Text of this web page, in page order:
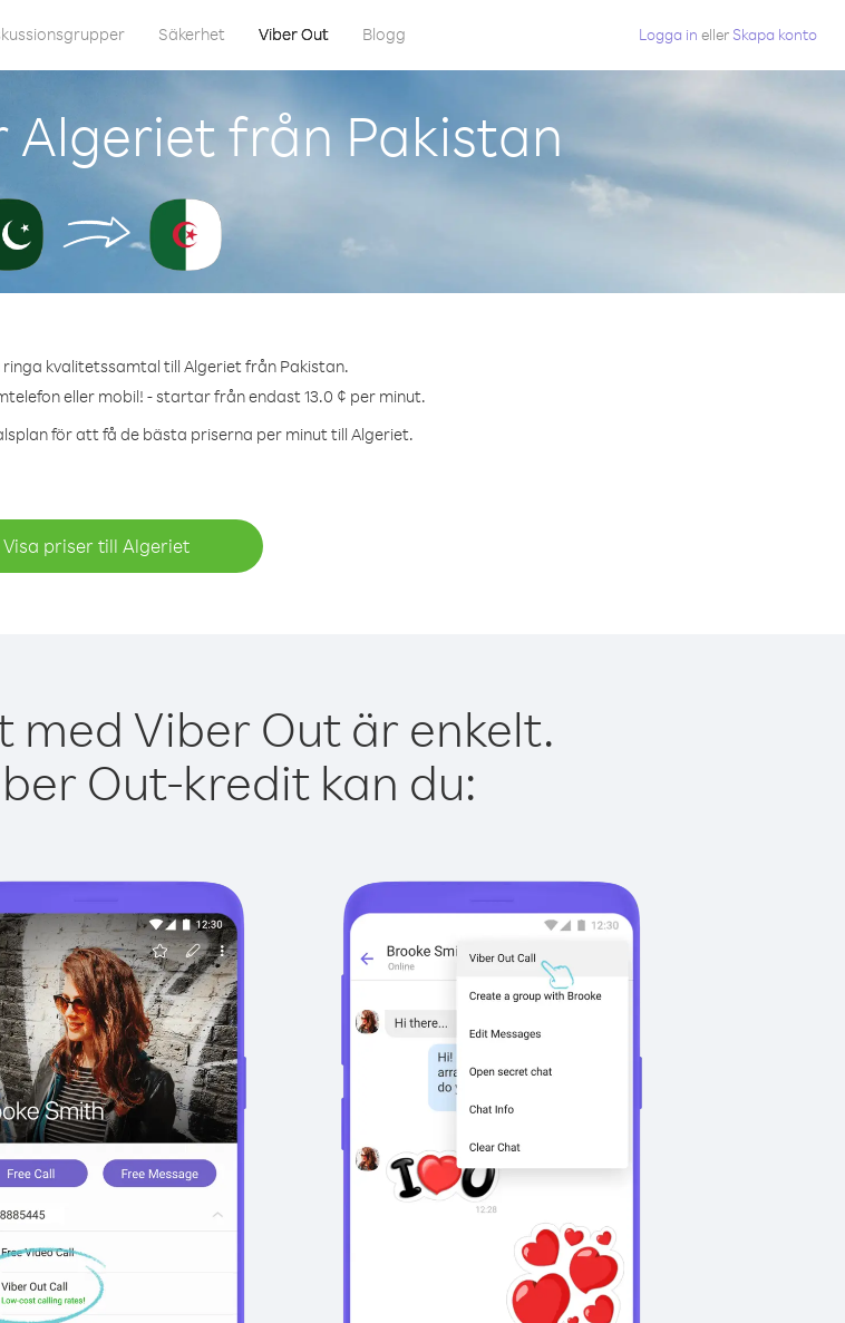
Säkerhet Viber Out Blogg Logga in eller Skapa konto
Algeriet från Pakistan
ringa kvalitetssamtal till Algeriet från Pakistan.
eller mobil! - startar från endast 13.0 ¢ per minut.
för att få de bästa priserna per minut till Algeriet.
Visa priser till Algeriet
Viber Out är enkelt.
Out-kredit kan du: